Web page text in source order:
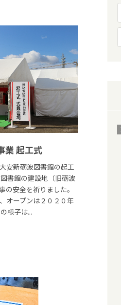
業 起工式
安新砺波図書館の起工
書館の建設地（旧砺波
の安全を祈りました。
オープンは２０２０年
様子は...